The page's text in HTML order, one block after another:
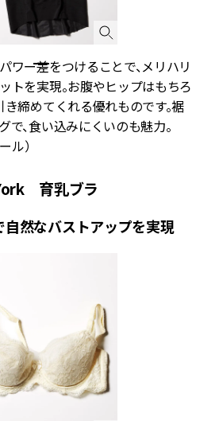
ワー差をつけることで、メリハリ
トを実現。お腹やヒップはもちろ
き締めてくれる優れものです。裾
、食い込みにくいのも魅力。
ル）
育乳ブラ
然なバストアップを実現